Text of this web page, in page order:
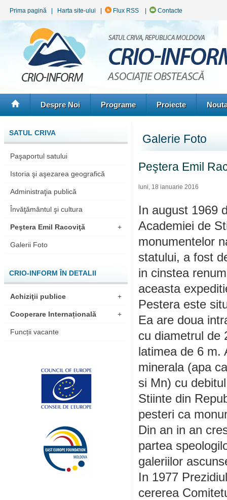
Prima pagină Harta site-ului Flux RSS Contacte
Despre Noi Programe Proiecte
SATUL CRIVA
Paşaportul satului
Istoria şi aşezarea geografică
Administraţia publică
Învăţământul şi cultura
Peştera Emil Racoviţă +
Galerii Foto
CRIO-INFORM ÎN DETALII
Achiziţii publice +
Cooperare Internațională +
Funcții vacante
Galerie Foto
Peştera Emil
luni, 18 ianuarie 2016
In august 1969
Academiei de
monumentelor
statului, a fost
in cinstea
aceasta
Pestera este
Ea are doua
cu diametrul de
latimea de 6 m.
minerala (apa
si Mn) cu
Stiinte din
pesteri ca
Din an in an
partea
galeriilor
In 1977
cererea